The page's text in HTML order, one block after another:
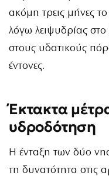
ακόμη τρεις μήνες
λόγω λειψυδρίας στο
στους υδατικούς
έντονες.
Έκτακτα
υδροδότηση
Η ένταξη των δύο
τη δυνατότητα στις